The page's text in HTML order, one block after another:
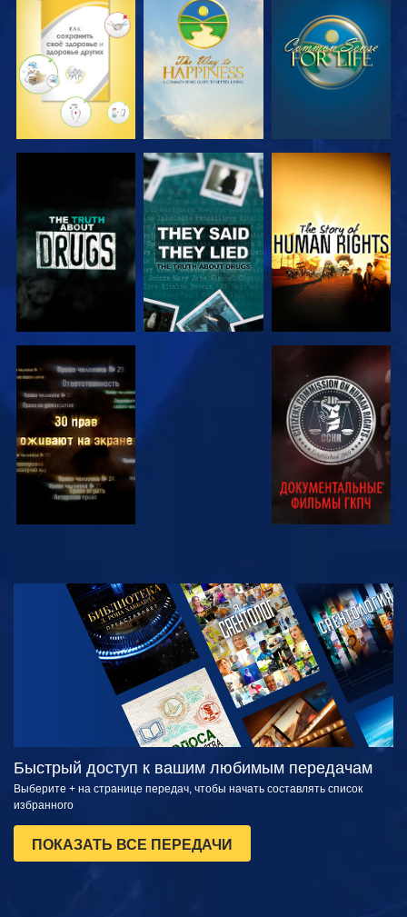
СМОТРЕТЬ СМОТРЕТЬ СМОТРЕТЬ
СМОТРЕТЬ СМОТРЕТЬ
СМОТРЕТЬ СМОТРЕТЬ
СМОТРЕТЬ
СМОТРЕТЬ
ПЕРЕДАЧИ
Быстрый доступ к вашим любимым передачам
Выберите + на странице передач, чтобы начать составлять список
избранного
ПОКАЗАТЬ ВСЕ ПЕРЕДАЧИ